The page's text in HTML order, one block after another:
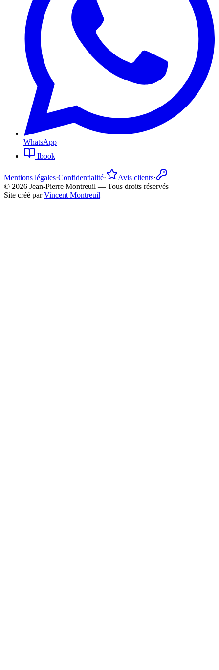
WhatsApp
Ibook
Mentions légales·Confidentialité· Avis clients·
© 2026 Jean-Pierre Montreuil — Tous droits réservés
Site créé par Vincent Montreuil